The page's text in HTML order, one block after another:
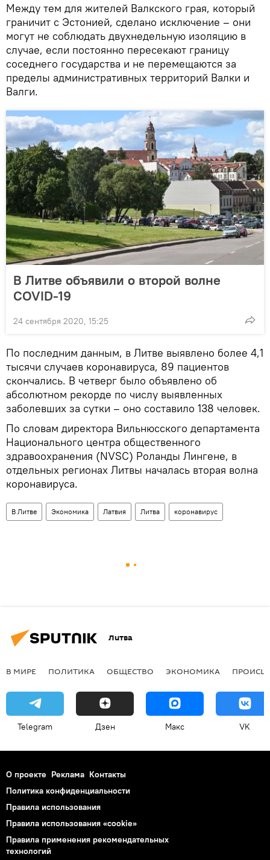
Между тем для жителей Валкского грая, который
граничит с Эстонией, сделано исключение – они
могут не соблюдать двухнедельную изоляцию в
случае, если постоянно пересекают границу
соседнего государства и не перемещаются за
пределы административных территорий Валки и
Валги.
В Литве объявили о второй волне
COVID-19
24 сентября 2020, 15:25
По последним данным, в Литве выявлено более 4,1
тысячи случаев коронавируса, 89 пациентов
скончались. В четверг было объявлено об
абсолютном рекорде по числу выявленных
заболевших за сутки – оно составило 138 человек.
По словам директора Вильнюсского департамента
Национального центра общественного
здравоохранения (NVSC) Роланды Лингене, в
отдельных регионах Литвы началась вторая волна
коронавируса.
В Литве Экономика Латвия Литва коронавирус
Литва
В МИРЕ ПОЛИТИКА ОБЩЕСТВО ЭКОНОМИКА
Telegram Дзен Макс VK
О проекте Реклама Контакты
Политика конфиденциальности
Правила использования
Правила использования «cookie»
Правила применения рекомендательных
технологий